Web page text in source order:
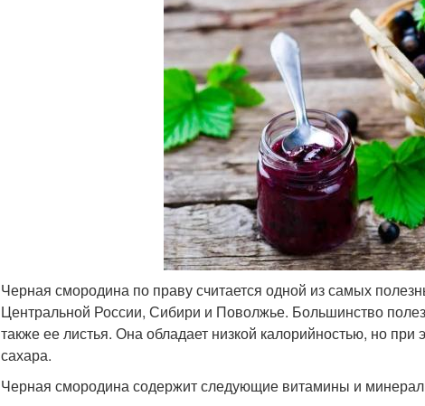
Черная смородина по праву считается одной из самых
Центральной России, Сибири и Поволжье. Большинство
также ее листья. Она обладает низкой калорийностью, но
сахара.
Черная смородина содержит следующие витамины и